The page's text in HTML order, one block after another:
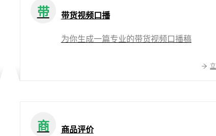
带 带货视频口播
为你生成一篇专业的带货视频口播稿
商 商品评价